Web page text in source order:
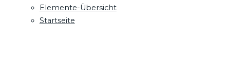
Elemente-Übersicht
Startseite